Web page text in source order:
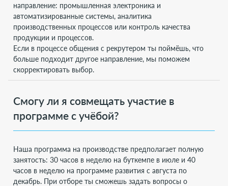
направление: промышленная электроника и
автоматизированные системы, аналитика
производственных процессов или контроль качества
продукции и процессов.
Если в процессе общения с рекрутером ты поймёшь, что
больше подходит другое направление, мы поможем
скорректировать выбор.
Смогу ли я совмещать участие в
программе с учёбой?
Наша программа на производстве предполагает полную
занятость: 30 часов в неделю на буткемпе в июле и 40
часов в неделю на программе развития с августа по
декабрь. При отборе ты сможешь задать вопросы о